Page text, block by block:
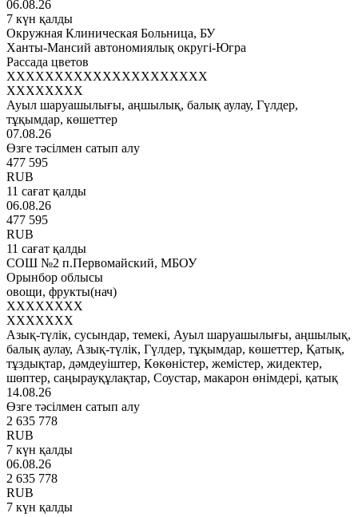
06.08.26
7 күн қалды
Окружная Клиническая Больница, БУ
Ханты-Мансий автономиялық округі-Югра
Рассада цветов
XXXXXXXXXXXXXXXXXXXXX
XXXXXXXX
Ауыл шаруашылығы, аңшылық, балық аулау, Гүлдер,
тұқымдар, көшеттер
07.08.26
Өзге тәсілмен сатып алу
477 595
RUB
11 сағат қалды
06.08.26
477 595
RUB
11 сағат қалды
СОШ №2 п.Первомайский, МБОУ
Орынбор облысы
овощи, фрукты(нач)
XXXXXXXX
XXXXXXX
Азық-түлік, сусындар, темекі, Ауыл шаруашылығы, аңшылық,
балық аулау, Азық-түлік, Гүлдер, тұқымдар, көшеттер, Қатық,
тұздықтар, дәмдеуіштер, Көкөністер, жемістер, жидектер,
шөптер, саңырауқұлақтар, Соустар, макарон өнімдері, қатық
14.08.26
Өзге тәсілмен сатып алу
2 635 778
RUB
7 күн қалды
06.08.26
2 635 778
RUB
7 күн қалды